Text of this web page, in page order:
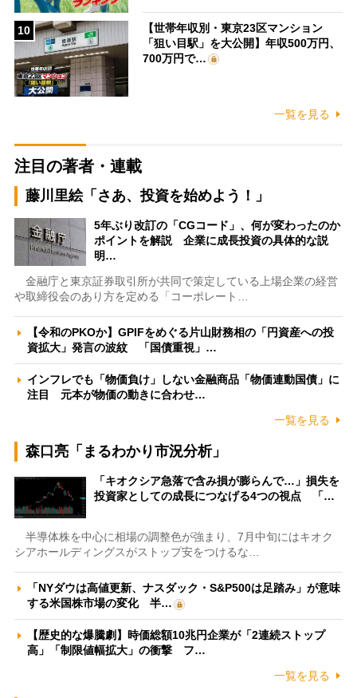
10
【世帯年収別・東京23区マンション
「狙い目駅」を大公開】年収500万円、
700万円で…
一覧を見る
注目の著者・連載
藤川里絵「さあ、投資を始めよう！」
5年ぶり改訂の「CGコード」、何が変わったのか
ポイントを解説 企業に成長投資の具体的な説
明…
金融庁と東京証券取引所が共同で策定している上場企業の経営
や取締役会のあり方を定める「コーポレート…
【令和のPKOか】GPIFをめぐる片山財務相の「円資産への投
資拡大」発言の波紋 「国債重視」…
インフレでも「物価負け」しない金融商品「物価連動国債」に
注目 元本が物価の動きに合わせ…
一覧を見る
森口亮「まるわかり市況分析」
「キオクシア急落で含み損が膨らんで…」損失を
投資家としての成長につなげる4つの視点 「…
半導体株を中心に相場の調整色が強まり、7月中旬にはキオク
シアホールディングスがストップ安をつけるな…
「NYダウは高値更新、ナスダック・S&P500は足踏み」が意味
する米国株市場の変化 半…
【歴史的な爆騰劇】時価総額10兆円企業が「2連続ストップ
高」「制限値幅拡大」の衝撃 フ…
一覧を見る